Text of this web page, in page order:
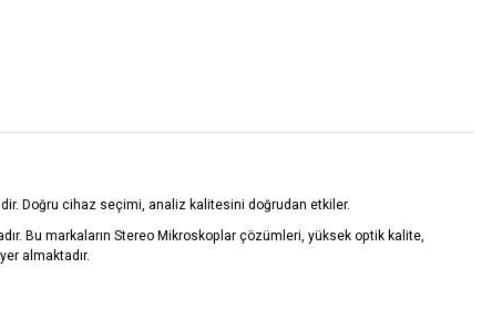
Doğru cihaz seçimi, analiz kalitesini doğrudan etkiler.
Bu markaların Stereo Mikroskoplar çözümleri, yüksek optik kalite,
almaktadır.